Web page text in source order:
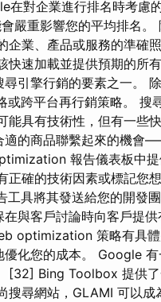
在對企業進行排名時考慮
嚴重影響您的平均排名
企業、產品或服務的準確
快速加載並提供預期的所
尋引擎行銷的要素之一。
跨平台再行銷策略。 搜
能具有技術性，但有一些
適的商品聯繫起來的機會
報告儀表板中
正確的技術因素或標記您
具將其發送給您的開發
在與客戶討論時向客戶提
optimization 策略有具
優化您的成本。 Google
[32] Bing Toolbox 提供
搜尋網站，GLAMI 可以